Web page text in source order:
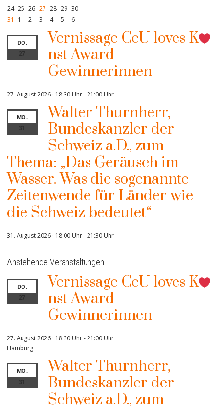
24 25 26 27 28 29 30
31
1 2 3 4 5 6
DO.
27
Vernissage CeU loves K
nst Award
Gewinnerinnen
27. August 2026 · 18:30 Uhr-21:00 Uhr
MO.
31
Walter Thurnherr,
Bundeskanzler der
Schweiz a.D., zum
Thema: „Das Geräusch im
Wasser. Was die sogenannte
Zeitenwende für Länder wie
die Schweiz bedeutet“
31. August 2026 · 18:00 Uhr-21:30 Uhr
Anstehende Veranstaltungen
DO.
27
Vernissage CeU loves K
nst Award
Gewinnerinnen
27. August 2026 · 18:30 Uhr-21:00 Uhr
Hamburg
MO.
31
Walter Thurnherr,
Bundeskanzler der
Schweiz a.D., zum